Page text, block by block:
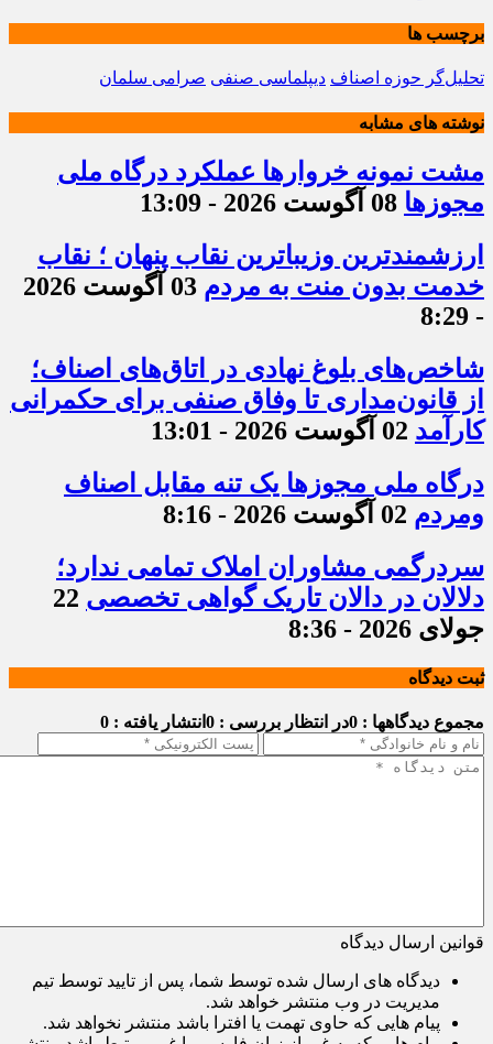
برچسب ها
تحلیل‌گر حوزه اصناف دیپلماسی صنفی صرامی سلمان
نوشته های مشابه
مشت نمونه خروارها عملکرد درگاه ملی
مجوزها 08 آگوست 2026 - 13:09
ارزشمندترین وزیباترین نقاب پنهان ؛ نقاب
خدمت بدون منت به مردم
03 آگوست 2026
- 8:29
شاخص‌های بلوغ نهادی در اتاق‌های اصناف؛
از قانون‌مداری تا وفاق صنفی برای حکمرانی
کارآمد 02 آگوست 2026 - 13:01
درگاه ملی مجوزها یک تنه مقابل اصناف
ومردم 02 آگوست 2026 - 8:16
سردرگمی مشاوران املاک تمامی ندارد؛
دلالان در دالان تاریک گواهی تخصصی 22
جولای 2026 - 8:36
ثبت دیدگاه
مجموع دیدگاهها : 0 در انتظار بررسی : 0 انتشار یافته : 0
قوانین ارسال دیدگاه
دیدگاه های ارسال شده توسط شما، پس از تایید توسط تیم
مدیریت در وب منتشر خواهد شد.
پیام هایی که حاوی تهمت یا افترا باشد منتشر نخواهد شد.